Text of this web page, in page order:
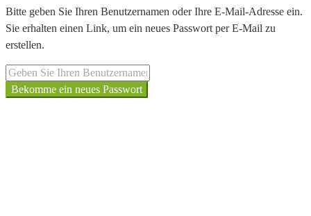
Bitte geben Sie Ihren Benutzernamen oder Ihre E-Mail-Adresse ein.
Sie erhalten einen Link, um ein neues Passwort per E-Mail zu
erstellen.
Bekomme ein neues Passwort